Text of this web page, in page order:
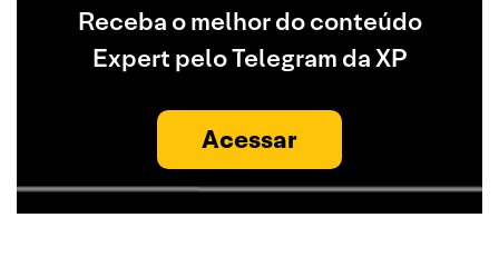
Receba o melhor do conteúdo
Expert pelo Telegram da XP
Acessar